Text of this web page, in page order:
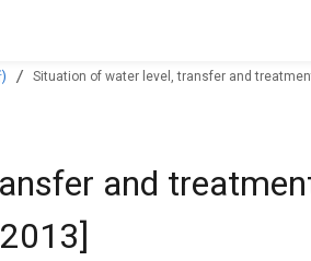
Situation of water level, transfer and
and